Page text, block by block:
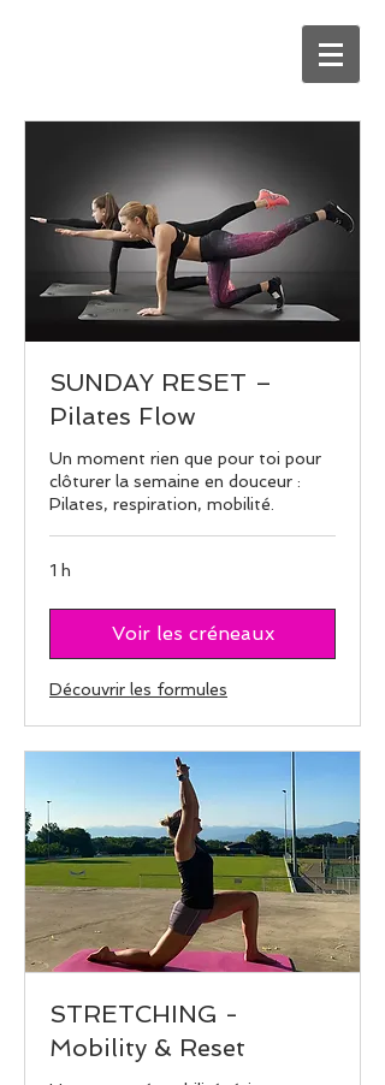
SUNDAY RESET –
Pilates Flow
Un moment rien que pour toi pour
clôturer la semaine en douceur :
Pilates, respiration, mobilité.
1 h
Voir les créneaux
Découvrir les formules
STRETCHING -
Mobility & Reset